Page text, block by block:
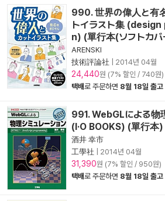
990. 世界の偉人と有
トイラスト集
n) (單行本(ソフトカ
ARENSKI
技術評論社
2014년 04월
24,440원 (7% 할인 / 740원)
택배로 주문하면 8월 18일 출고
991. WebGLによる物
(I·O BOOKS) (單行本)
酒井 幸市
工學社
2014년 04월
31,390원 (7% 할인 / 950원)
택배로 주문하면 8월 18일 출고